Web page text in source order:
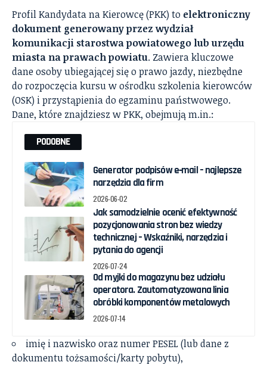
Profil Kandydata na Kierowcę (PKK) to elektroniczny
dokument generowany przez wydział
komunikacji starostwa powiatowego lub urzędu
miasta na prawach powiatu. Zawiera kluczowe
dane osoby ubiegającej się o prawo jazdy, niezbędne
do rozpoczęcia kursu w ośrodku szkolenia kierowców
(OSK) i przystąpienia do egzaminu państwowego.
Dane, które znajdziesz w PKK, obejmują m.in.:
PODOBNE
Generator podpisów e‑mail – najlepsze
narzędzia dla firm
2026-06-02
Jak samodzielnie ocenić efektywność
pozycjonowania stron bez wiedzy
technicznej – Wskaźniki, narzędzia i
pytania do agencji
2026-07-24
Od myjki do magazynu bez udziału
operatora. Zautomatyzowana linia
obróbki komponentów metalowych
2026-07-14
imię i nazwisko oraz numer PESEL (lub dane z
dokumentu tożsamości/karty pobytu),